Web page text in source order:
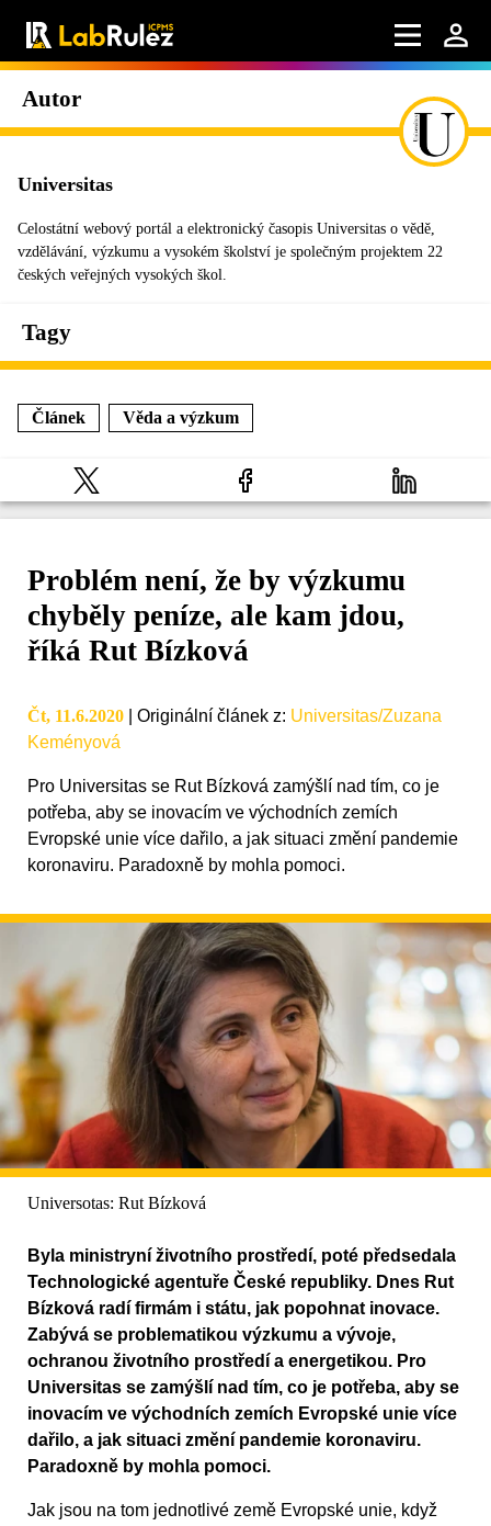
Autor
Universitas
Celostátní webový portál a elektronický časopis Universitas o vědě,
vzdělávání, výzkumu a vysokém školství je společným projektem 22
českých veřejných vysokých škol.
Tagy
Článek Věda a výzkum
Problém není, že by výzkumu
chyběly peníze, ale kam jdou,
říká Rut Bízková
Čt, 11.6.2020 Originální článek z: Universitas/Zuzana
Keményová
Pro Universitas se Rut Bízková zamýšlí nad tím, co je
potřeba, aby se inovacím ve východních zemích
Evropské unie více dařilo, a jak situaci změní pandemie
koronaviru. Paradoxně by mohla pomoci.
Universotas: Rut Bízková
Byla ministryní životního prostředí, poté předsedala
Technologické agentuře České republiky. Dnes Rut
Bízková radí firmám i státu, jak popohnat inovace.
Zabývá se problematikou výzkumu a vývoje,
ochranou životního prostředí a energetikou. Pro
Universitas se zamýšlí nad tím, co je potřeba, aby se
inovacím ve východních zemích Evropské unie více
dařilo, a jak situaci změní pandemie koronaviru.
Paradoxně by mohla pomoci.
Jak jsou na tom jednotlivé země Evropské unie, když